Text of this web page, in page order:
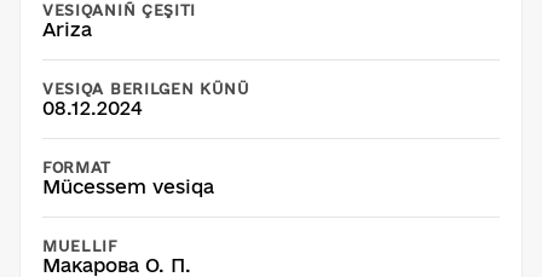
VESIQANIÑ ÇEŞITI
Ariza
VESIQA BERILGEN KÜNÜ
08.12.2024
FORMAT
Mücessem vesiqa
MUELLIF
Макарова О. П.